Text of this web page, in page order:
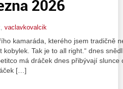
2026
vaclavkovalcik
kamaráda, kterého jsem tradičně
kobylek. Tak je to all right.“ dnes
má dráček dnes přibývají
[…]